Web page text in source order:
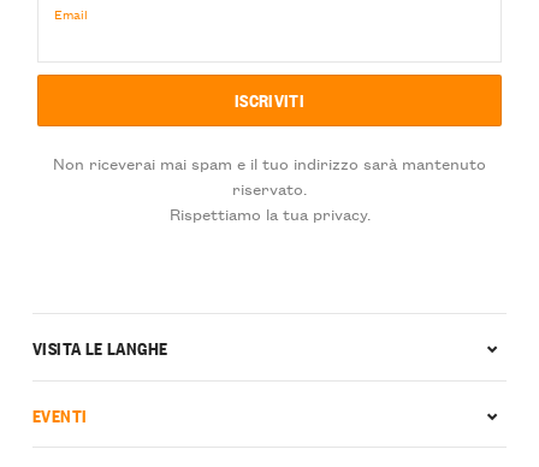
Email
Non riceverai mai spam e il tuo indirizzo sarà mantenuto
riservato.
Rispettiamo la tua privacy.
VISITA LE LANGHE
EVENTI